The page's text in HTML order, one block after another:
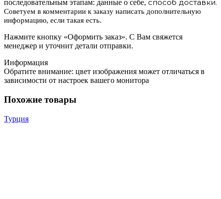
последовательным этапам: данные о себе, способ доставки.
Советуем в комментарии к заказу написать дополнительную
информацию, если такая есть.
Нажмите кнопку «Оформить заказ». С Вам свяжется
менеджер и уточнит детали отправки.
Информация
Обратите внимание: цвет изображения может отличаться в
зависимости от настроек вашего монитора
Похожие товары
Турция